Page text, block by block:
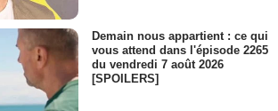
Demain nous appartient : ce qui
vous attend dans l'épisode 2265
du vendredi 7 août 2026
[SPOILERS]